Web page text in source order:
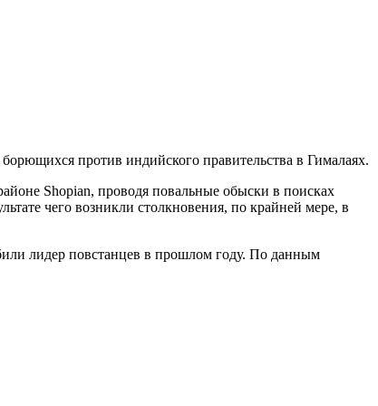
против индийского правительства в Гималаях.
Shopian, проводя повальные обыски в поисках
чего возникли столкновения, по крайней мере, в
лидер повстанцев в прошлом году. По данным